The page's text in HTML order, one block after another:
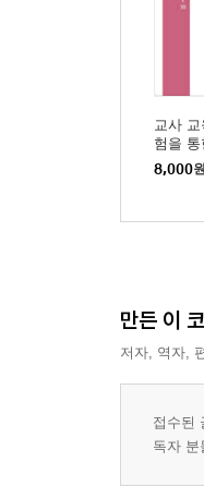
5-6. 수업
5-7. 수업
5-8. 성찰
5-9. 수업
Part 6 교
[이해하기]
6-3. 수업자
6-4. 수업
[직면하기]
6-6. 배움
6-7. 고민
교사
험을
변화 탐
8,000원
만든 이
저자, 역자,
접수된
독자